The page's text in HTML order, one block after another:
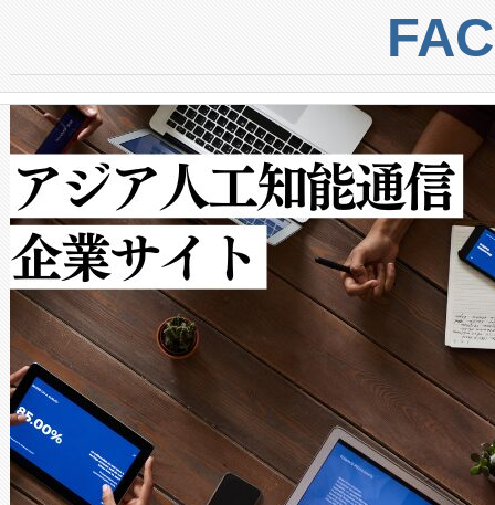
centers. Voltaiqは、ai&のAI
からシステム統合、試運転、
クルの各段階のデータを監視
[…]
トに対して約600メートルに
では、反射率10％のターゲッ
で向上し、最大検知距離は
ットだけで最大1キロメート
ルの変電所周囲を監視でき、
作業と点群処理を簡素化でき
Avia 2は、2種類のFOVオプシ
× 80°のノーマルモード、長
ードを切り替えて使用するこ
ることなく、単一のデバイス
うにします。遠距離まで届く